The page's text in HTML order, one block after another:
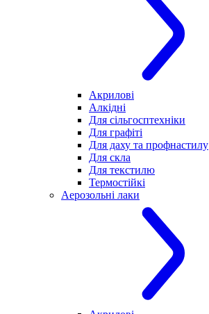
Акрилові
Алкідні
Для cільгосптехніки
Для графіті
Для даху та профнастилу
Для скла
Для текстилю
Термостійкі
Аерозольні лаки